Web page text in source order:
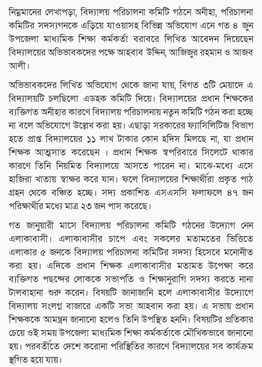
নিম্নমানের লেখাপড়া, বিদ্যালয় পরিচালনা কমিটি গঠনে অনীহা, পরিচালনা
কমিটির সদস্যগনকে এড়িয়ে যাওয়াসহ বিভিন্ন অভিযোগ এনে গত ৪ জুন
উপজেলা মাধ্যমিক শিক্ষা কর্মকর্তা বরাবরে লিখিত আবেদন দিয়েছেন
বিদ্যালয়ের অভিভাবকদের পক্ষে আহবাব উদ্দিন, আজিজুর রহমান ও আজব
আলী।
অভিভাবকদের লিখিত অভিযোগ থেকে জানা যায়, বিগত ৩টি মেয়াদে এ
বিদ্যালয়টি চলছিলো এডহক কমিটি দিয়ে। বিদ্যালয়ের প্রধান শিক্ষকের
ব্যক্তিগত অনীহার কারণে বিদ্যালয় পরিচালনায় নতুন কমিটি গঠন করা হচ্ছে
না বলে অভিযোগে উল্লেখ করা হয়। এছাড়া সরকারের ফ্যাসিলিটিজ বিভাগ
হতে প্রাপ্ত বিদ্যালয়ের ১১ লাখ টাকার কোন হদিস মিলছে না, যা প্রধান
শিক্ষক আত্মসাত করেছেন । প্রধান শিক্ষক স্বপরিবারে সিলেটে থাকার
কারণে তিনি নিয়মিত বিদ্যালয়ে আসতে পারেন না। মাঝে-মধ্যে এসে
হাজিরা খাতায় স্বাক্ষর করে যান। ফলে বিদ্যালয়ের শিক্ষার্থীরা প্রকৃত পাঠ
গ্রহন থেকে বঞ্চিত হচ্ছে। সদ্য প্রকাশিত এসএসসি ফলাফলে ৪৭ জন
পরিক্ষার্থীর মধ্যে মাত্র ২৩ জন পাস করেছে।
গত জানুয়ারী মাসে বিদ্যালয় পরিচালনা কমিটি গঠনের উদ্যোগ নেন
এলাকাবাসী। এলাকাবাসীর চাপে এবং সকলের মতামতের ভিত্তিতে
এলাকার ৫ জনকে বিদ্যালয় পরিচালনা কমিটির সদস্য হিসেবে মনোনীত
করা হয়। এদিকে প্রধান শিক্ষক এলাকাবাসীর মতামত উপেক্ষা করে
ব্যক্তিগত পছন্দের লোককে সভাপতি ও শিক্ষানুরাগি সদস্য করতে নানা
টালবাহানা শুরু করেন। বিষয়টি জানাজানি হলে এলাকাবাসীর উদ্যোগে
বিদ্যালয় সংলগ্ন বাজারে একটি সভা আহবান করা হয়। এ সভায় প্রধান
শিক্ষককে আমন্ত্রন জানানো হলেও তিনি উপস্থিত হননি। বিষয়টির প্রতিকার
চেয়ে ওই সময় উপজেলা মাধ্যমিক শিক্ষা কর্মকর্তাকে মৌখিকভাবে জানানো
হয়। পরবর্তীতে দেশে করোনা পরিস্থিতির কারণে বিদ্যালয়ের সব কার্যক্রম
স্থগিত হয়ে যায়।